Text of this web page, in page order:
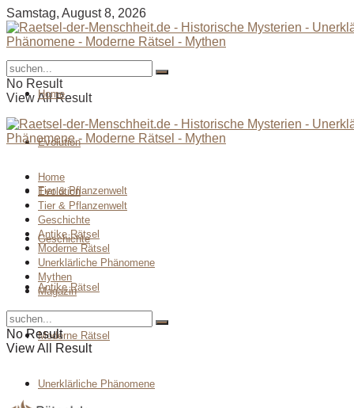
Samstag, August 8, 2026
No Result
View All Result
Home
Evolution
Tier & Pflanzenwelt
Geschichte
Antike Rätsel
Moderne Rätsel
Unerklärliche Phänomene
Home
Evolution
Tier & Pflanzenwelt
Geschichte
Antike Rätsel
Moderne Rätsel
Unerklärliche Phänomene
Mythen
Magazin
No Result
View All Result